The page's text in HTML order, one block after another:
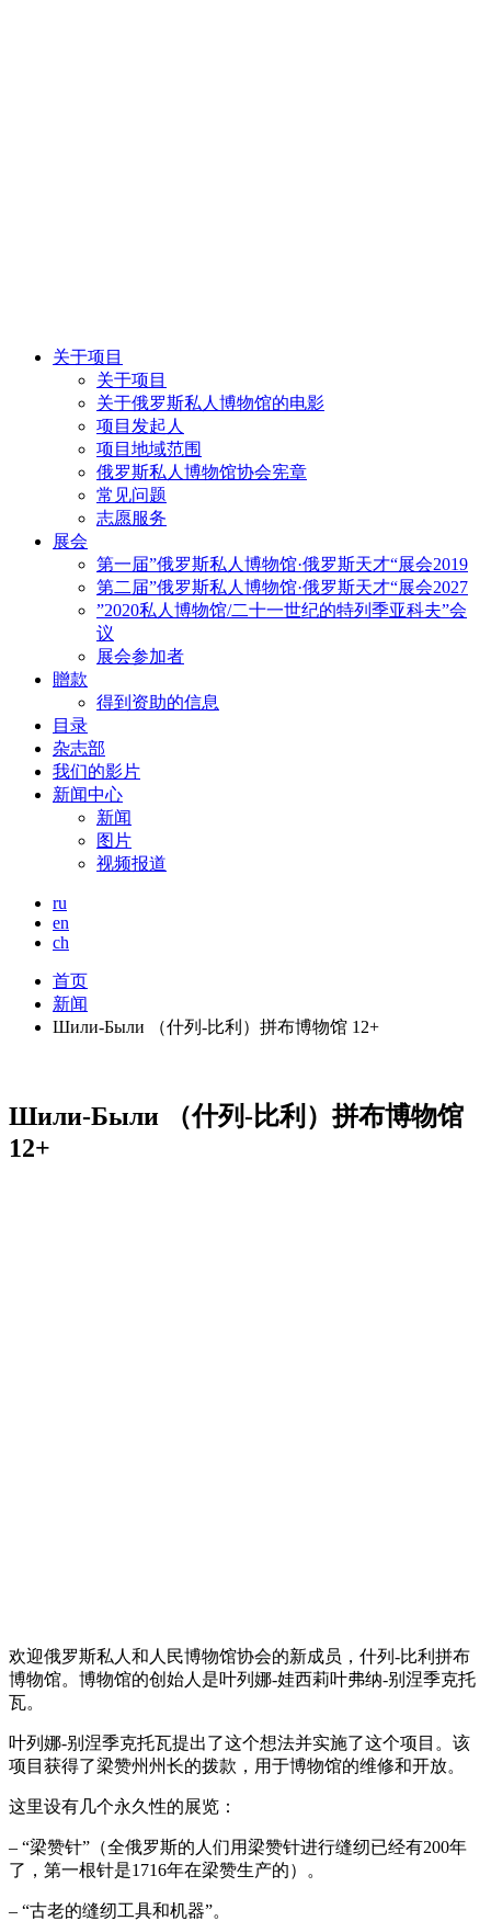
关于项目
关于项目
关于俄罗斯私人博物馆的电影
项目发起人
项目地域范围
俄罗斯私人博物馆协会宪章
常见问题
志愿服务
展会
第一届”俄罗斯私人博物馆·俄罗斯天才“展会2019
第二届”俄罗斯私人博物馆·俄罗斯天才“展会2027
”2020私人博物馆/二十一世纪的特列季亚科夫”会
议
展会参加者
贈款
得到资助的信息
目录
杂志部
我们的影片
新闻中心
新闻
图片
视频报道
ru
en
ch
首页
新闻
Шили-Были （什列-比利）拼布博物馆 12+
Шили-Были （什列-比利）拼布博物馆
12+
欢迎俄罗斯私人和人民博物馆协会的新成员，什列-比利拼布
博物馆。博物馆的创始人是叶列娜-娃西莉叶弗纳-别涅季克托
瓦。
叶列娜-别涅季克托瓦提出了这个想法并实施了这个项目。该
项目获得了梁赞州州长的拨款，用于博物馆的维修和开放。
这里设有几个永久性的展览：
– “梁赞针”（全俄罗斯的人们用梁赞针进行缝纫已经有200年
了，第一根针是1716年在梁赞生产的）。
– “古老的缝纫工具和机器”。